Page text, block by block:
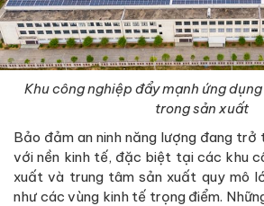
Khu công nghiệp đẩy mạnh ứng
trong sản xuất
Bảo đảm an ninh năng lượng đang
với nền kinh tế, đặc biệt tại các khu
xuất và trung tâm sản xuất quy mô
như các vùng kinh tế trọng điểm.